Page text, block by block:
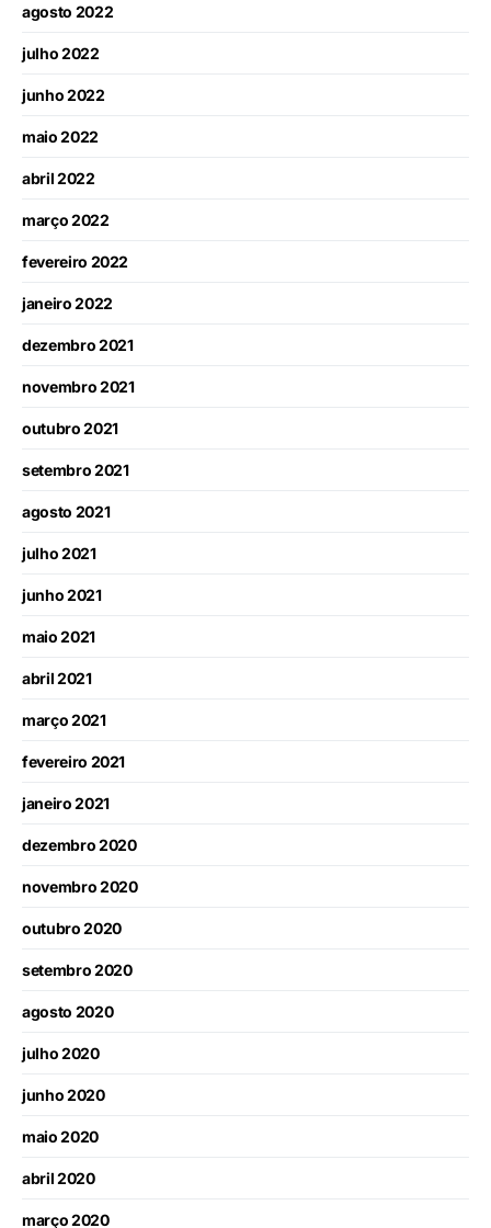
agosto 2022
julho 2022
junho 2022
maio 2022
abril 2022
março 2022
fevereiro 2022
janeiro 2022
dezembro 2021
novembro 2021
outubro 2021
setembro 2021
agosto 2021
julho 2021
junho 2021
maio 2021
abril 2021
março 2021
fevereiro 2021
janeiro 2021
dezembro 2020
novembro 2020
outubro 2020
setembro 2020
agosto 2020
julho 2020
junho 2020
maio 2020
abril 2020
março 2020